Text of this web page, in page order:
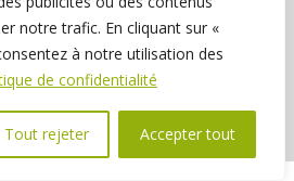
notre trafic. En cliquant sur «
à notre utilisation des
de confidentialité
Tout rejeter Accepter tout
01 69 31 37 31
Nous contacter
Marchés publics Délibérations